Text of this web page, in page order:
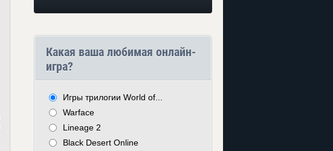
Какая ваша любимая онлайн-
игра?
Игры трилогии World of...
Warface
Lineage 2
Black Desert Online